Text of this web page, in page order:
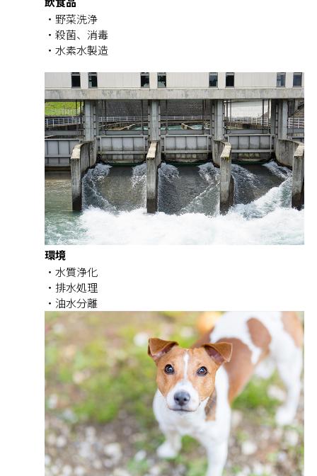
野菜洗浄
殺菌、消毒
水素水製造
環境
水質浄化
排水処理
油水分離